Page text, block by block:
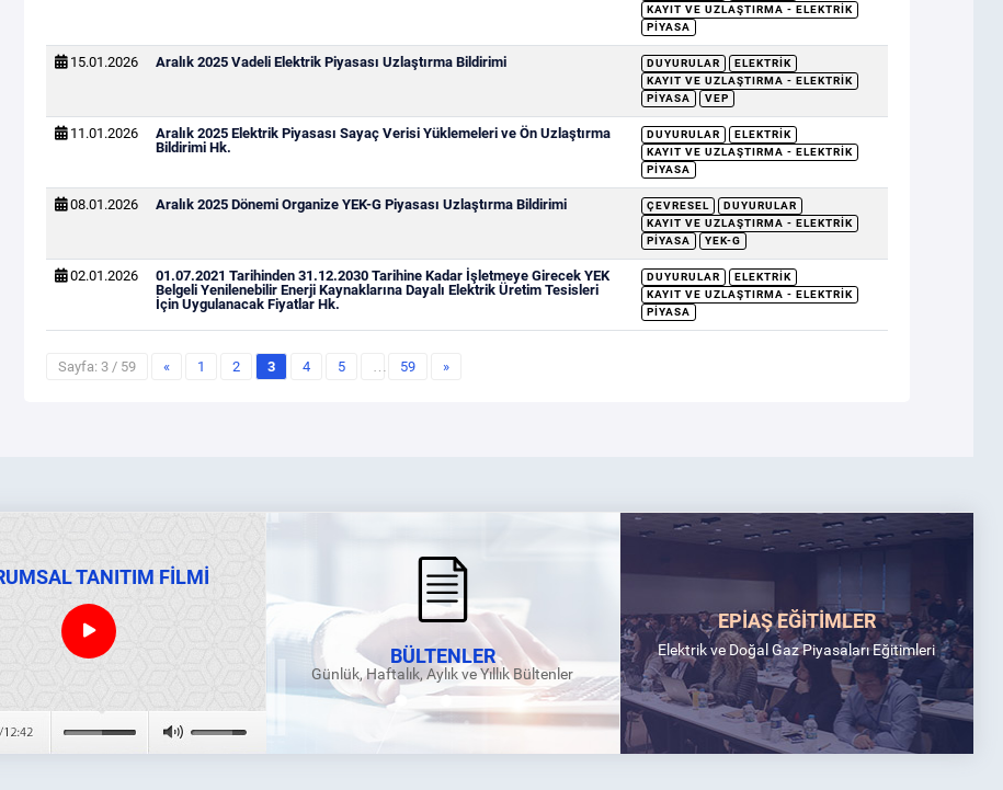
KAYIT VE UZLAŞTIRMA - ELEKTRIK
PIYASA
15.01.2026 Aralık 2025 Vadeli Elektrik Piyasası Uzlaştırma Bildirimi DUYURULAR
ELEKTRIK
KAYIT VE UZLAŞTIRMA - ELEKTRIK
PIYASA
VEP
11.01.2026
Aralık 2025 Elektrik Piyasası Sayaç Verisi Yüklemeleri ve Ön Uzlaştırma
Bildirimi Hk.
DUYURULAR
ELEKTRIK
KAYIT VE UZLAŞTIRMA - ELEKTRIK
PIYASA
08.01.2026 Aralık 2025 Dönemi Organize YEK-G Piyasası Uzlaştırma Bildirimi ÇEVRESEL
DUYURULAR
KAYIT VE UZLAŞTIRMA - ELEKTRIK
PIYASA
YEK-G
02.01.2026
01.07.2021 Tarihinden 31.12.2030 Tarihine Kadar İşletmeye Girecek YEK
Belgeli Yenilenebilir Enerji Kaynaklarına Dayalı Elektrik Üretim Tesisleri
İçin Uygulanacak Fiyatlar Hk.
DUYURULAR
ELEKTRIK
KAYIT VE UZLAŞTIRMA - ELEKTRIK
PIYASA
Sayfa: 3 / 59 « 1 2 3 4 5 … 59 »
TANITIM FİLMİ
BÜLTENLER
Günlük, Haftalık, Aylık ve Yıllık Bültenler
EPİAŞ EĞİTİMLER
Elektrik ve Doğal Gaz Piyasaları Eğitimleri